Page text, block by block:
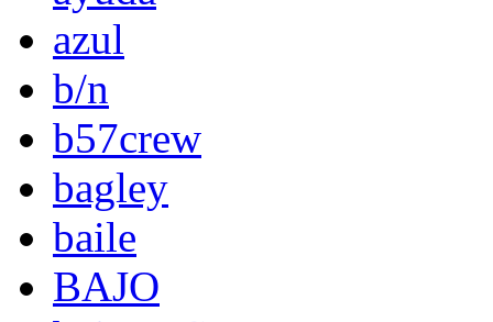
azul
b/n
b57crew
bagley
baile
BAJO